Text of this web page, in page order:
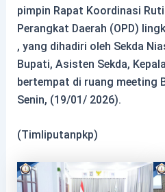
pimpin Rapat Koordinasi
Perangkat Daerah (OPD)
, yang dihadiri oleh Sekda
Bupati, Asisten Sekda,
bertempat di ruang meeting
Senin, (19/01/ 2026).
(Timliputanpkp)